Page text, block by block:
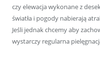
czy elewacja wykonane z
światła i pogody nabierają
Jeśli jednak chcemy aby
wystarczy regularna